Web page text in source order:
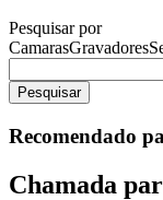
Pesquisar por
CamarasGravadores
Pesquisar
Recomendado
Chamada